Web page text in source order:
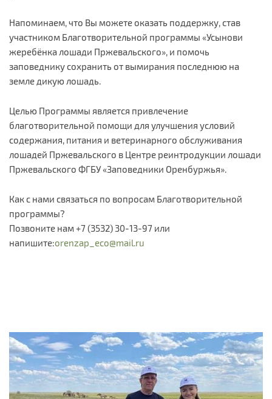
Напоминаем, что Вы можете оказать поддержку, став
участником Благотворительной программы «Усынови
жеребёнка лошади Пржевальского», и помочь
заповеднику сохранить от вымирания последнюю на
земле дикую лошадь.
Целью Программы является привлечение
благотворительной помощи для улучшения условий
содержания, питания и ветеринарного обслуживания
лошадей Пржевальского в Центре реинтродукции лошади
Пржевальского ФГБУ «Заповедники Оренбуржья».
Как с нами связаться по вопросам Благотворительной
программы?
Позвоните нам +7 (3532) 30-13-97 или
напишите:orenzap_eco@mail.ru